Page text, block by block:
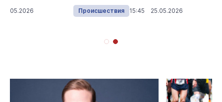
Происшествия 15:45 25.05.2026